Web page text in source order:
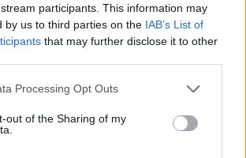
participants. This information may
by us to third parties on the IAB’s List of
that may further disclose it to other
website/app uses one or more Google
visit or usage behaviour. You may click to
to Google and its third-party tags to
below specified purposes in below Google
Processing Opt Outs
out of the Sharing of my
zajlik a teljesen új Bicske Kelet